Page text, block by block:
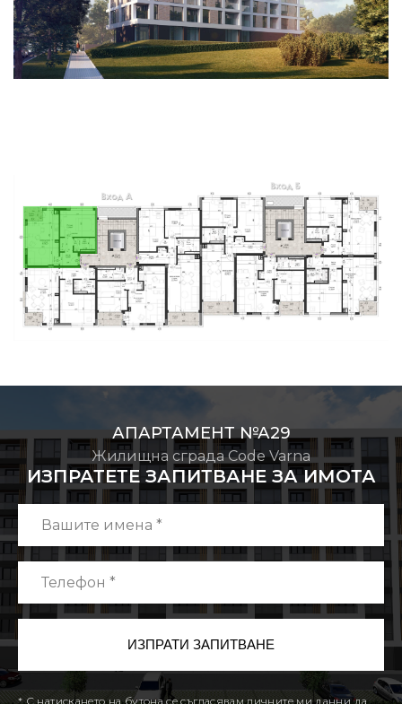
АПАРТАМЕНТ №А29
Жилищна сграда Code Varna
ИЗПРАТЕТЕ ЗАПИТВАНЕ ЗА ИМОТА
* С натискането на бутона се съгласявам личните ми данни да